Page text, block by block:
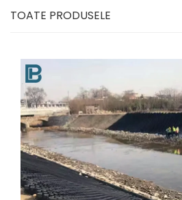
TOATE PRODUSELE